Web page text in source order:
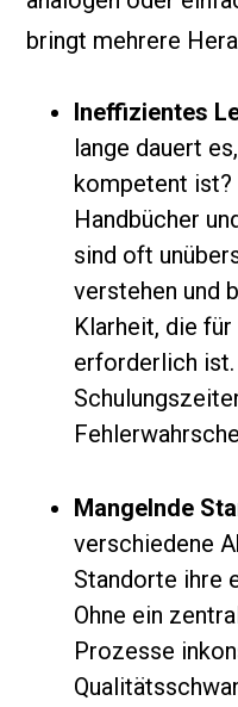
bringt mehrere
Ineffizientes
lange dauert
kompetent
Handbücher
sind oft
verstehen und
Klarheit, die
erforderlich ist.
Mangelnde
verschiedene
Standorte ihre
Ohne ein
Prozesse